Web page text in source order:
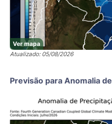
Ver mapa
Atualizado: 05/08/2026
Previsão para Anomalia